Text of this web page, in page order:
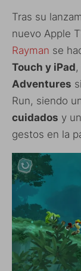
Tras su
nuevo Apple
Rayman se
Touch y iPad
Adventures
Run, siendo
cuidados y
gestos en la